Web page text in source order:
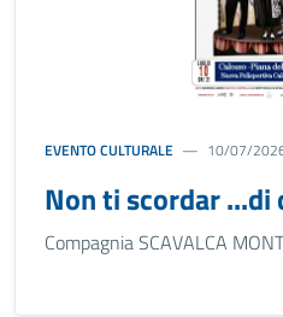
EVENTO CULTURALE 10/07/
Non ti scordar ...di
Compagnia SCAVALCA